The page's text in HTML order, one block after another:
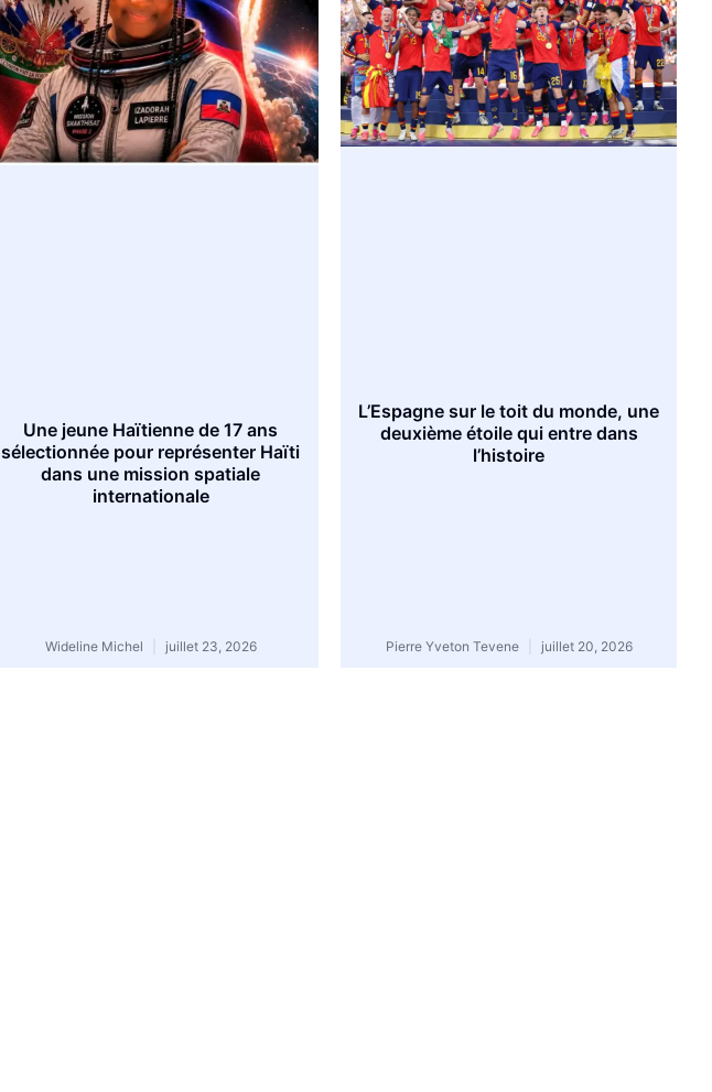
Une jeune Haïtienne de 17 ans
sélectionnée pour représenter Haïti
dans une mission spatiale
internationale
Wideline Michel juillet 23, 2026
L’Espagne sur le toit du monde, une
deuxième étoile qui entre dans
l’histoire
Pierre Yveton Tevene juillet 20, 2026